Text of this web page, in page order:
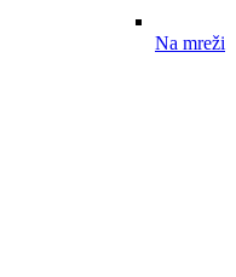
Na mreži